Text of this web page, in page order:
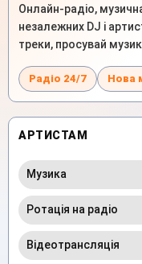
Онлайн-радіо,
незалежних DJ і
треки, просувай
Радіо 24/7 Нова
АРТИСТАМ
Музика
Ротація на радіо
Відеотрансляція